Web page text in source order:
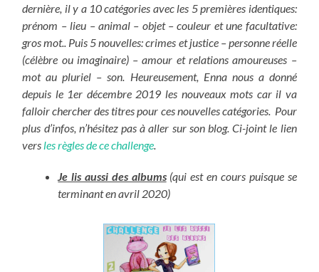
dernière, il y a 10 catégories avec les 5 premières identiques:
prénom – lieu – animal – objet – couleur et une facultative:
gros mot.. Puis 5 nouvelles: crimes et justice – personne réelle
(célèbre ou imaginaire) – amour et relations amoureuses –
mot au pluriel – son. Heureusement, Enna nous a donné
depuis le 1er décembre 2019 les nouveaux mots car il va
falloir chercher des titres pour ces nouvelles catégories. Pour
plus d’infos, n’hésitez pas à aller sur son blog. Ci-joint le lien
versles règles de ce challenge.
Je lis aussi des albums(qui est en cours puisque se
terminant en avril 2020)